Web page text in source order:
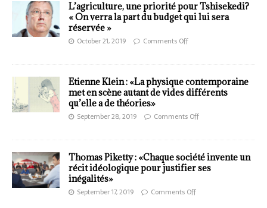
L’agriculture, une priorité pour Tshisekedi?
« On verra la part du budget qui lui sera
réservée »
October 21, 2019 Comments Off
Etienne Klein : «La physique contemporaine
met en scène autant de vides différents
qu’elle a de théories»
September 28, 2019 Comments Off
Thomas Piketty : «Chaque société invente un
récit idéologique pour justifier ses
inégalités»
September 17, 2019 Comments Off